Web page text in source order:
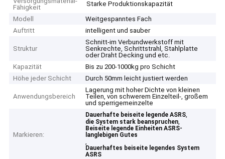
Fähigkeit
Starke Produktionskapazität
Modell
Weitgespanntes Fach
Auftritt
intelligent und sauber
Struktur
Schnitt-im Verbundwerkstoff mit
Senkrechte, Schrittstrahl, Stahlplatte
oder Draht Decking und etc.
Kapazität
Bis zu 200-1000kg pro Schicht
Höhe jeder Schicht
Durch 50mm leicht justiert werden
Anwendungsbereich
Lagerung mit hoher Dichte von kleinen
Teilen, von schwerem Einzelteil-, großem
und sperrigemeinzelte
Markieren:
Dauerhafte beiseite legende ASRS,
die System stark beanspruchen,
Beiseite legende Einheiten ASRS-
langlebigen Gutes
,
Dauerhaftes beiseite legendes System
ASRS